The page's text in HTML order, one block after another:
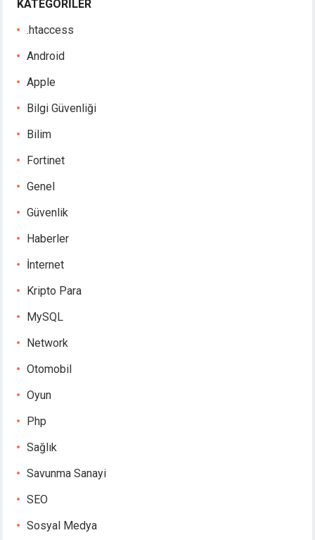
KATEGORILER
.htaccess
Android
Apple
Bilgi Güvenliği
Bilim
Fortinet
Genel
Güvenlik
Haberler
İnternet
Kripto Para
MySQL
Network
Otomobil
Oyun
Php
Sağlık
Savunma Sanayi
SEO
Sosyal Medya